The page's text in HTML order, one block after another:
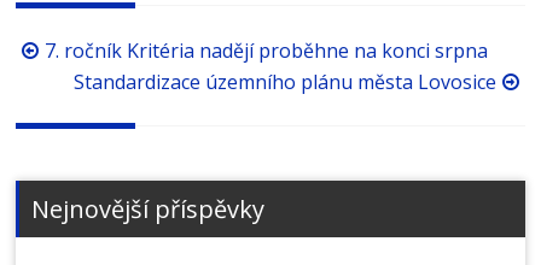
Procházení
příspěvků
7. ročník Kritéria nadějí proběhne na konci srpna
Standardizace územního plánu města Lovosice
Nejnovější příspěvky